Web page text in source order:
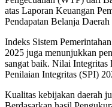
atas Laporan Keuangan
Pendapatan Belanja
Indeks Sistem
2025 juga menunjukkan
sangat baik. Nilai Integritas
Penilaian Integritas (SPI)
Kualitas kebijakan daerah